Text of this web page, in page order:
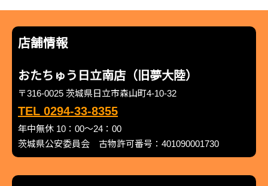
店舗情報
おたちゅう日立南店（旧夢大陸）
〒316-0025 茨城県日立市森山町4-10-32
TEL 0294-33-8355
年中無休 10：00～24：00
茨城県公安委員会 古物許可番号：401090001730